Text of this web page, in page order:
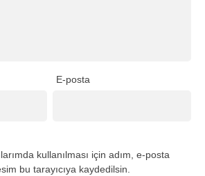
E-posta
kullanılması için adım, e-posta
bu tarayıcıya kaydedilsin.